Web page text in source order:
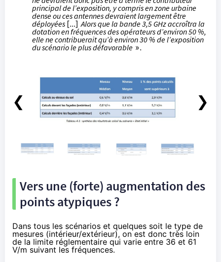
principal de l’exposition, y compris en zone urbaine
dense ou ces antennes devraient largement être
déployées [...] Alors que la bande 3,5 GHz accroîtra la
dotation en fréquences des opérateurs d’environ 50 %,
elle ne contribuerait qu’à environ 30 % de l’exposition
du scénario le plus défavorable ».
❮ ❯
Vers une (forte) augmentation des
points atypiques ?
Dans tous les scénarios et quelques soit le type de
mesures (intérieur/extérieur), on est donc très loin
de la limite réglementaire qui varie entre 36 et 61
V/m suivant les fréquences.